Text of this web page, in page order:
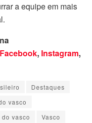
a equipe em mais
Facebook, Instagram,
Destaques
vasco
vasco
Vasco